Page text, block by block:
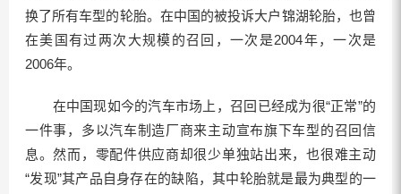
换了所有车型的轮胎。在中国的被投诉大户锦湖轮胎，也曾
在美国有过两次大规模的召回，一次是2004年，一次是
2006年。
在中国现如今的汽车市场上，召回已经成为很“正常”的
一件事，多以汽车制造厂商来主动宣布旗下车型的召回信
息。然而，零配件供应商却很少单独站出来，也很难主动
“发现”其产品自身存在的缺陷，其中轮胎就是最为典型的一